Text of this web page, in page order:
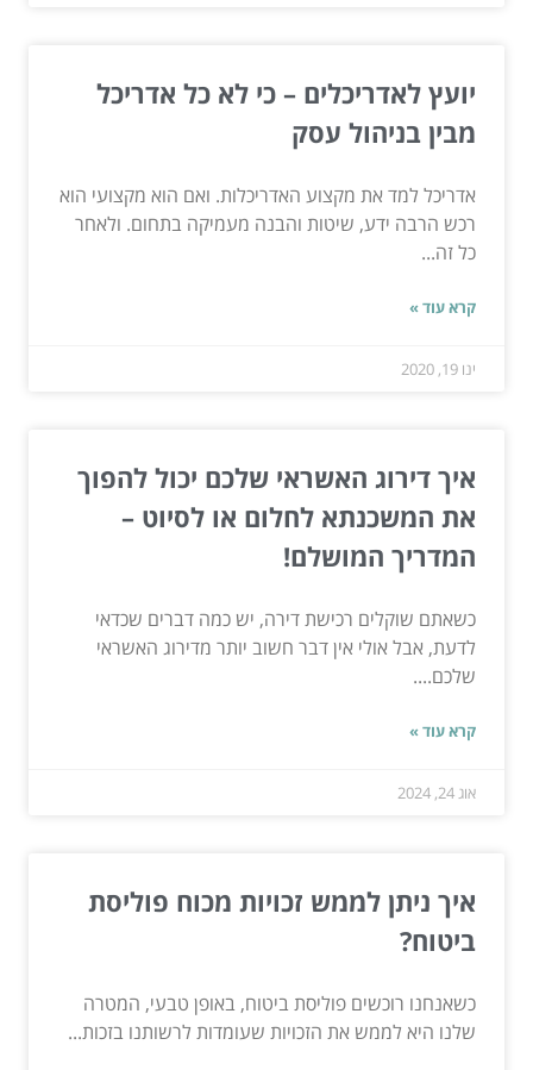
יועץ לאדריכלים – כי לא כל אדריכל
מבין בניהול עסק
אדריכל למד את מקצוע האדריכלות. ואם הוא מקצועי הוא
רכש הרבה ידע, שיטות והבנה מעמיקה בתחום. ולאחר
כל זה...
קרא עוד »
ינו 19, 2020
איך דירוג האשראי שלכם יכול להפוך
את המשכנתא לחלום או לסיוט –
המדריך המושלם!
כשאתם שוקלים רכישת דירה, יש כמה דברים שכדאי
לדעת, אבל אולי אין דבר חשוב יותר מדירוג האשראי
שלכם....
קרא עוד »
אוג 24, 2024
איך ניתן לממש זכויות מכוח פוליסת
ביטוח?
כשאנחנו רוכשים פוליסת ביטוח, באופן טבעי, המטרה
שלנו היא לממש את הזכויות שעומדות לרשותנו בזכות...